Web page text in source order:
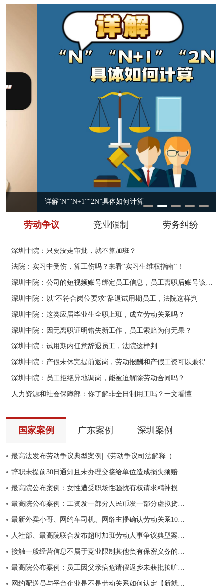
详解“N”“N+1”“2N”具体如何计算
劳动争议 竞业限制 劳务纠纷
深圳中院：只要没走审批，就不算加班？
法院：实习中受伤，算工伤吗？来看“实习生维权指南”！
深圳中院：公司的短视频账号绑定员工信息，员工离职后账号该归谁？
深圳中院：以“不符合岗位要求”辞退试用期员工，法院这样判
深圳中院：这类应届毕业生全职上班，成立劳动关系吗？
深圳中院：因无离职证明错失新工作，员工索赔为何无果？
深圳中院：试用期内任意辞退员工，法院这样判
深圳中院：产假未休完提前返岗，劳动报酬和产假工资可以兼得
深圳中院：员工拒绝异地调岗，能被迫解除劳动合同吗？
人力资源和社会保障部：你了解非全日制用工吗？一文看懂
国家案例 广东案例 深圳案例
最高法发布劳动争议典型案例|《劳动争议司法解释（二）》典型案例
辞职未提前30日通知且未办理交接给单位造成损失须赔偿-最高法典型案例
最高院公布案例：女性遭受职场性骚扰有权请求精神损害赔偿
最高院公布案例：工资发一部分人民币发一部分虚拟货币，合法吗
最新外卖小哥、网约车司机、网络主播确认劳动关系10大典型案例
人社部、最高院联合发布超时加班劳动人事争议典型案例(2021)
接触一般经营信息不属于竞业限制其他负有保密义务的人员-最高法典型案例
最高院公布案例：员工因父亲病危请假返乡未获批按旷工辞退合法吗
网约配送员与平台企业是不是劳动关系如何认定【新就业形态案例】